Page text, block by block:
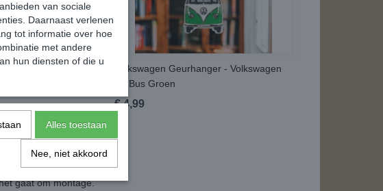
- Volkswagen
Volkswagen Geurhanger - Volkswagen
T1 Bus Groen
€ 4,99
gaat om montage.
van sociale
Daarnaast verlenen
tot informatie over hoe
met andere
hun diensten of die u
Alles toestaan
Nee, niet akkoord